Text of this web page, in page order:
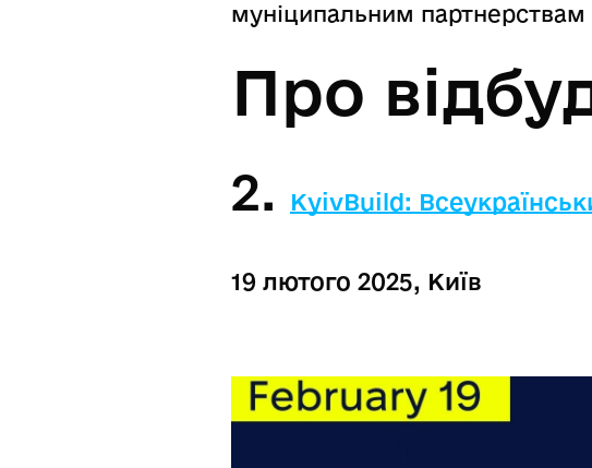
муніципальним партнерствам
Про
2. KyivBuild:
19 лютого 2025, Київ